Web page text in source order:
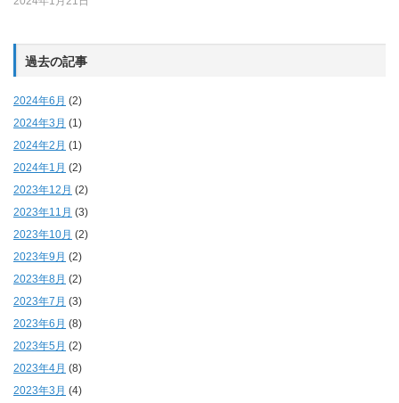
過去の記事
2024年6月 (2)
2024年3月 (1)
2024年2月 (1)
2024年1月 (2)
2023年12月 (2)
2023年11月 (3)
2023年10月 (2)
2023年9月 (2)
2023年8月 (2)
2023年7月 (3)
2023年6月 (8)
2023年5月 (2)
2023年4月 (8)
2023年3月 (4)